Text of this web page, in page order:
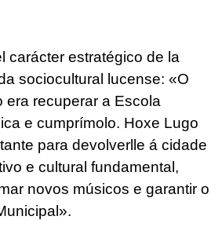
carácter estratégico de la
sociocultural lucense: «O
era recuperar a Escola
e cumprímolo. Hoxe Lugo
para devolverlle á cidade
e cultural fundamental,
novos músicos e garantir o